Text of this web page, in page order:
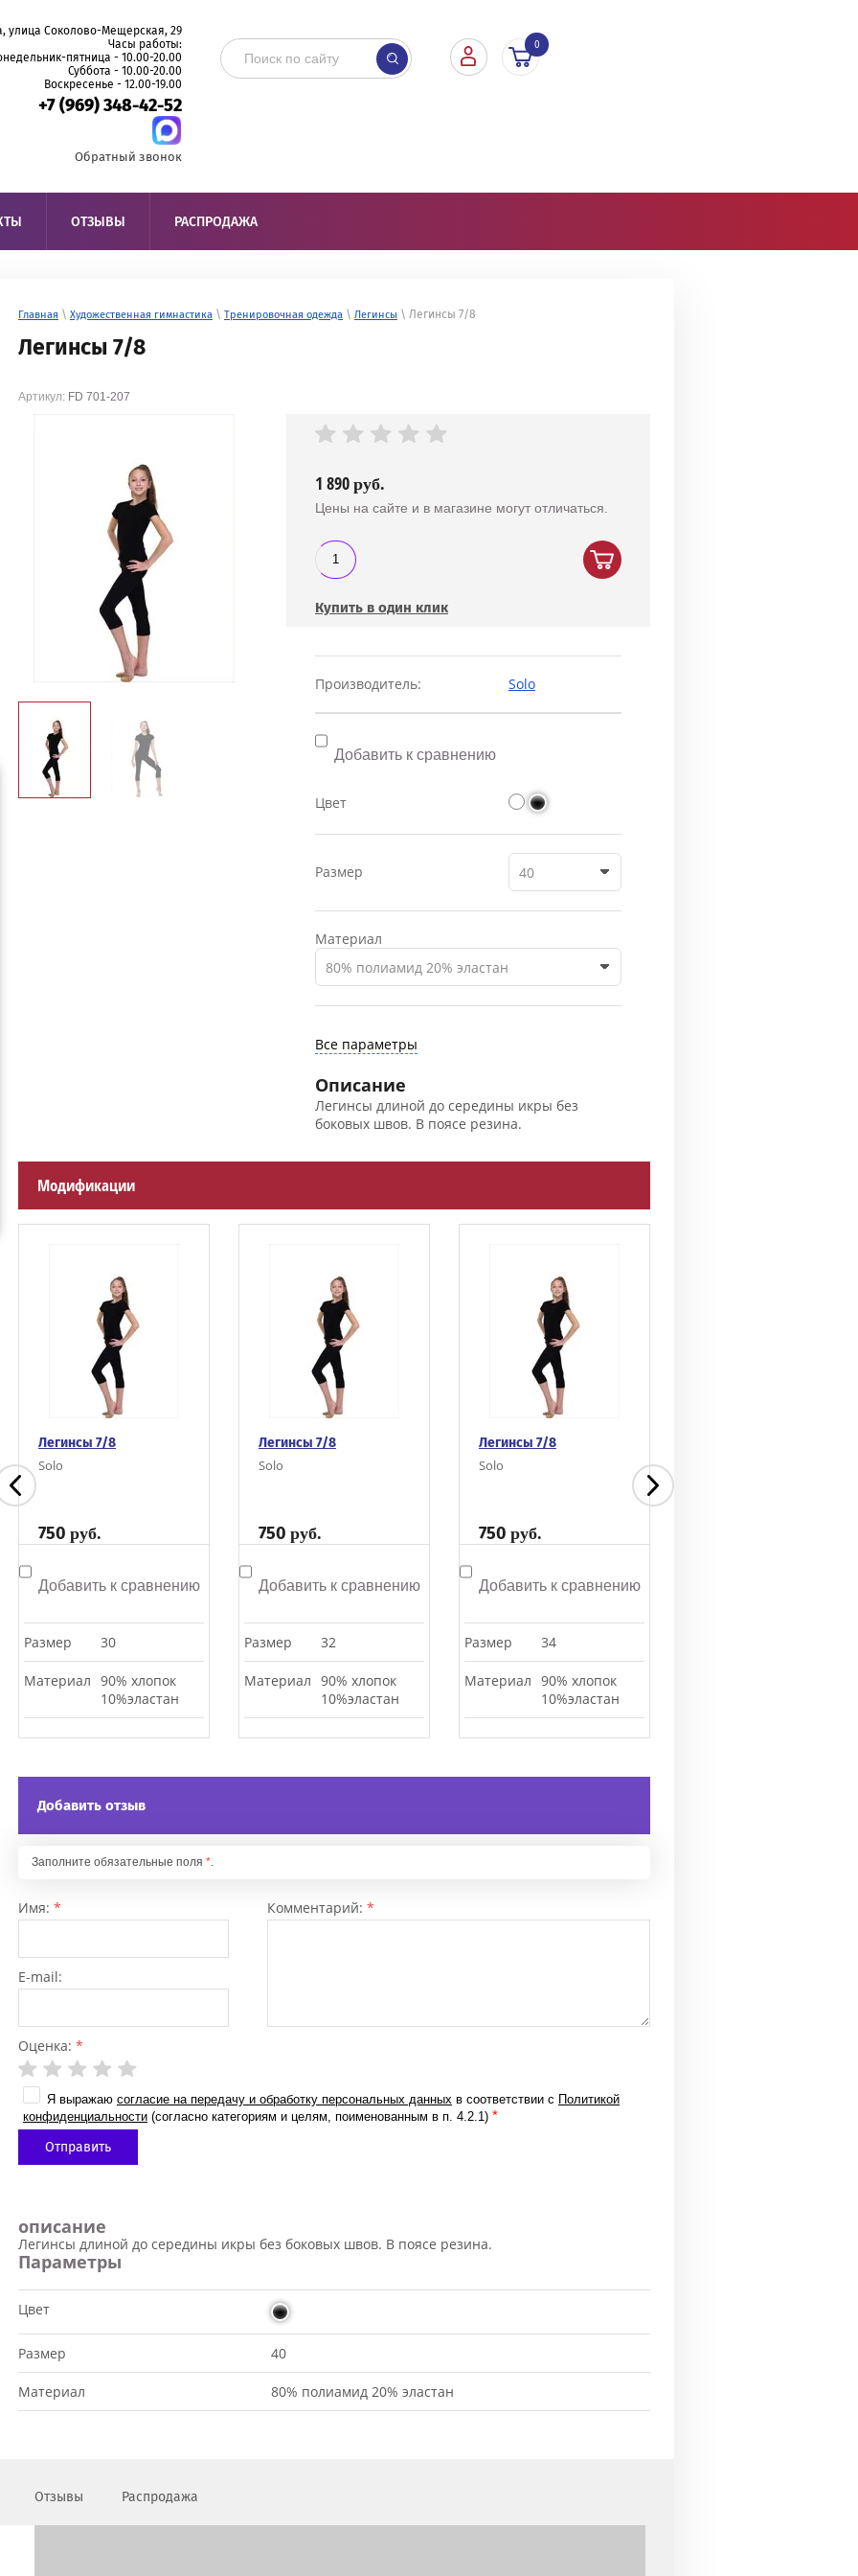
улица Соколово-Мещерская, 29
Часы работы:
пятница - 10.00-20.00
Суббота - 10.00-20.00
Воскресенье - 12.00-19.00
+7 (969) 348-42-52
Обратный звонок
0
ОТЗЫВЫ РАСПРОДАЖА
Главная \ Художественная гимнастика \ Тренировочная одежда \ Легинсы \ Легинсы 7/8
Легинсы 7/8
Артикул: FD 701-207
1 890 руб.
Цены на сайте и в магазине могут отличаться.
Купить в один клик
Производитель: Solo
Добавить к сравнению
Цвет
Размер 40
Материал
80% полиамид 20% эластан
Все параметры
Описание
Легинсы длиной до середины икры без
боковых швов. В поясе резина.
Модификации
Легинсы 7/8
Solo
750 руб.
Добавить к сравнению
Размер 30
Материал 90% хлопок
10%эластан
Легинсы 7/8
Solo
750 руб.
Добавить к сравнению
Размер 32
Материал 90% хлопок
10%эластан
Легинсы 7/8
Solo
750 руб.
Добавить к сравнению
Размер 34
Материал 90% хлопок
10%эластан
Добавить отзыв
Заполните обязательные поля *
Имя: *
E-mail:
Комментарий: *
Оценка: *
Я выражаю согласие на передачу и обработку персональных данных в соответствии с Политикой
конфиденциальности (согласно категориям и целям, поименованным в п. 4.2.1) *
описание
Легинсы длиной до середины икры без боковых швов. В поясе резина.
Параметры
Цвет
Размер 40
Материал 80% полиамид 20% эластан
Отзывы Распродажа